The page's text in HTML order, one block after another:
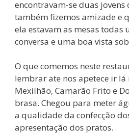
encontravam-se duas jovens
também fizemos amizade e
ela estavam as mesas todas
conversa e uma boa vista
O que comemos neste
lembrar ate nos apetece ir lá
Mexilhão, Camarão Frito e
brasa. Chegou para meter
a qualidade da confecção
apresentação dos pratos.